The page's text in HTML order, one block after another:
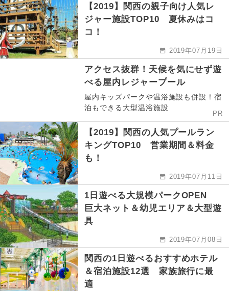
【2019】関西の親子向け人気レ
ジャー施設TOP10 夏休みはコ
コ！
2019年07月19日
アクセス抜群！天候を気にせず遊
べる屋内レジャープール
屋内キッズパークや温浴施設も併設！宿
泊もできる大型温浴施設
PR
【2019】関西の人気プールラン
キングTOP10 営業期間＆料金
も！
2019年07月11日
1日遊べる大規模パークOPEN
巨大ネット＆幼児エリア＆大型遊
具
2019年07月08日
関西の1日遊べるおすすめホテル
＆宿泊施設12選 家族旅行に最
適